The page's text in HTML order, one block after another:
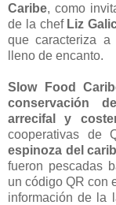
Caribe, como
de la chef Liz
que caracteriza a
lleno de encanto.
Slow Food
conservación
arrecifal y
cooperativas de
espinoza del
fueron pescadas
un código QR con
información de la